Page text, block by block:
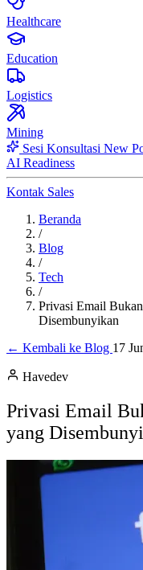
Healthcare
Education
Logistics
Mining
Sesi Konsultasi New
AI Readiness
Kontak Sales
Beranda
/
Blog
/
Tech
/
Privasi Email
Disembunyikan
← Kembali ke Blog 17
Havedev
Privasi Email
yang